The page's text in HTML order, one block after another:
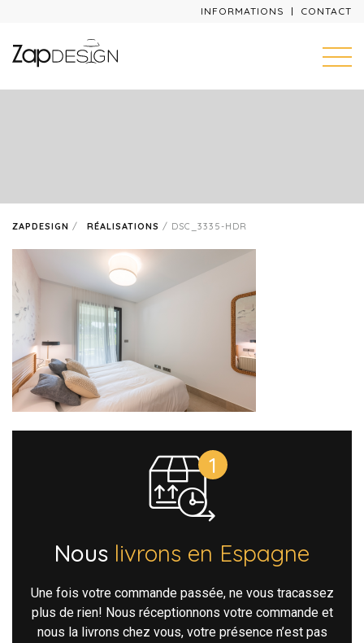
INFORMATIONS CONTACT
ZAPDESIGN / RÉALISATIONS / DSC_3335-HDR
Nous livrons en Espagne
Une fois votre commande passée, ne vous tracassez
plus de rien! Nous réceptionnons votre commande et
nous la livrons chez vous, votre présence n’est pas